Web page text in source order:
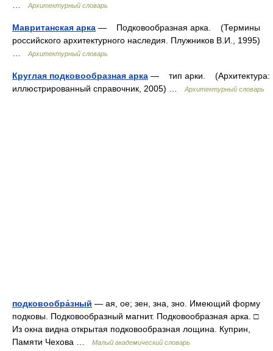
Архитектурный словарь
Мавританская арка — Подковообразная арка. (Термины
российского архитектурного наследия. Плужников В.И., 1995)
Архитектурный словарь
Круглая подковообразная арка — тип арки. (Архитектура:
иллюстрированный справочник, 2005) …
Архитектурный словарь
подковообра́зный — ая, ое; зен, зна, зно. Имеющий форму
подковы. Подковообразный магнит. Подковообразная арка. □
Из окна видна открытая подковообразная лощина. Куприн,
Памяти Чехова …
Малый академический словарь